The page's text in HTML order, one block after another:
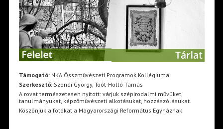
Támogató:NKA Összművészeti Programok Kollégiuma
Szerkesztő:Szondi György, Toót-Holló Tamás
A rovat természetesen nyitott: várjuk szépirodalmi művüket,
tanulmányukat, képzőművészeti alkotásukat, hozzászólásukat.
Köszönjük a fotókat a Magyarországi Református Egyháznak